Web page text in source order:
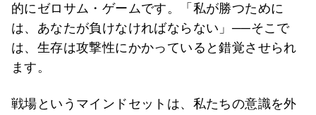
的にゼロサム・ゲームです。「私が勝つために
は、あなたが負けなければならない」──そこで
は、生存は攻撃性にかかっていると錯覚させられ
ます。
戦場というマインドセットは、私たちの意識を外